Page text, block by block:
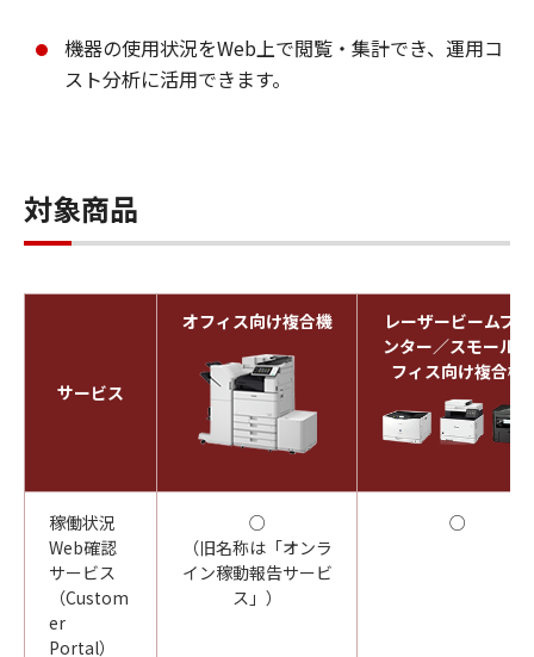
機器の使用状況をWeb上で閲覧・集計でき、運用コ
スト分析に活用できます。
対象商品
サービス
オフィス向け複合機
レーザービームプリ
ンター／スモールオ
フィス向け複合機
稼働状況
Web確認
サービス
（Custom
er
Portal）
○
（旧名称は「オンラ
イン稼動報告サービ
ス」）
○